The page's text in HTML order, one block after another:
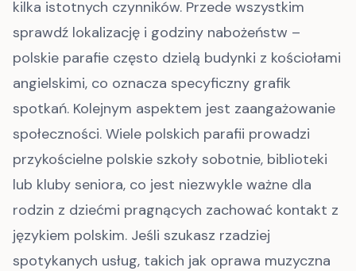
kilka istotnych czynników. Przede wszystkim
sprawdź lokalizację i godziny nabożeństw –
polskie parafie często dzielą budynki z kościołami
angielskimi, co oznacza specyficzny grafik
spotkań. Kolejnym aspektem jest zaangażowanie
społeczności. Wiele polskich parafii prowadzi
przykościelne polskie szkoły sobotnie, biblioteki
lub kluby seniora, co jest niezwykle ważne dla
rodzin z dziećmi pragnących zachować kontakt z
językiem polskim. Jeśli szukasz rzadziej
spotykanych usług, takich jak oprawa muzyczna